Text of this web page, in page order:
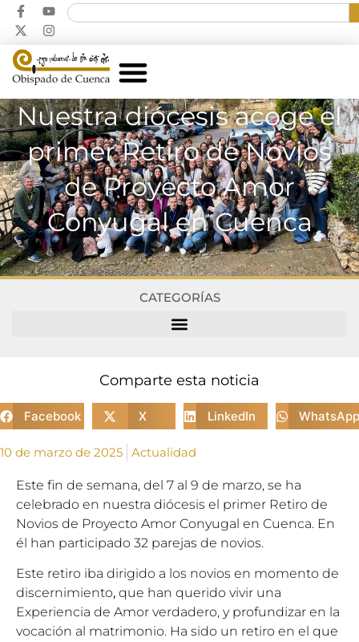
Nuestra diócesis acoge el
primer Retiro de Novios
de Proyecto Amor
Conyugal en Cuenca
CATEGORÍAS
Comparte esta noticia
Facebook X LinkedIn WhatsApp
10 de marzo de 2025 Actualidad
Este fin de semana, del 7 al 9 de marzo, se ha
celebrado en nuestra diócesis el primer Retiro de
Novios de Proyecto Amor Conyugal en Cuenca. En
él han participado 32 parejas de novios.
Este retiro iba dirigido a los novios en momento de
discernimiento, que han querido vivir una
Experiencia de Amor verdadero, y profundizar en la
vocación al matrimonio. Ha sido un retiro en el que